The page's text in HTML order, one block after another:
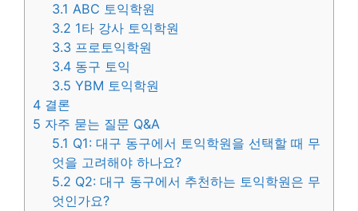
3.1 ABC 토익학원
3.2 1타 강사 토익학원
3.3 프로토익학원
3.4 동구 토익
3.5 YBM 토익학원
4 결론
5 자주 묻는 질문 Q&A
5.1 Q1: 대구 동구에서 토익학원을 선택할 때 무
엇을 고려해야 하나요?
5.2 Q2: 대구 동구에서 추천하는 토익학원은 무
엇인가요?